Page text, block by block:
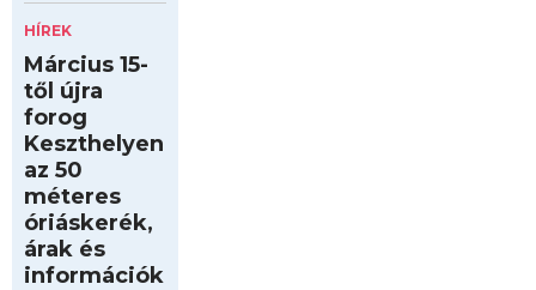
HÍREK
Március 15-
től újra
forog
Keszthelyen
az 50
méteres
óriáskerék,
árak és
információk